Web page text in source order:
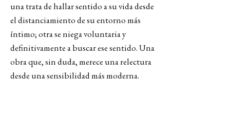
una trata de hallar sentido a su vida desde
el distanciamiento de su entorno más
íntimo; otra se niega voluntaria y
definitivamente a buscar ese sentido. Una
obra que, sin duda, merece una relectura
desde una sensibilidad más moderna.